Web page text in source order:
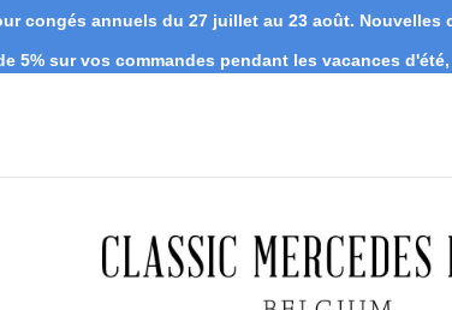
congés annuels du 27 juillet au 23 août.
5% sur vos commandes pendant les vacances